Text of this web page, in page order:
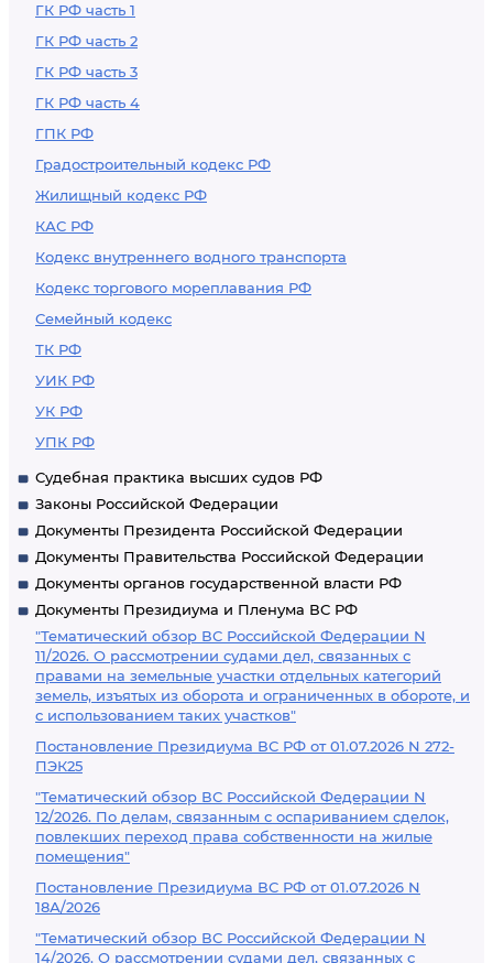
ГК РФ часть 1
ГК РФ часть 2
ГК РФ часть 3
ГК РФ часть 4
ГПК РФ
Градостроительный кодекс РФ
Жилищный кодекс РФ
КАС РФ
Кодекс внутреннего водного транспорта
Кодекс торгового мореплавания РФ
Семейный кодекс
ТК РФ
УИК РФ
УК РФ
УПК РФ
Судебная практика высших судов РФ
Законы Российской Федерации
Документы Президента Российской Федерации
Документы Правительства Российской Федерации
Документы органов государственной власти РФ
Документы Президиума и Пленума ВС РФ
"Тематический обзор ВС Российской Федерации N
11/2026. О рассмотрении судами дел, связанных с
правами на земельные участки отдельных категорий
земель, изъятых из оборота и ограниченных в обороте, и
с использованием таких участков"
Постановление Президиума ВС РФ от 01.07.2026 N 272-
ПЭК25
"Тематический обзор ВС Российской Федерации N
12/2026. По делам, связанным с оспариванием сделок,
повлекших переход права собственности на жилые
помещения"
Постановление Президиума ВС РФ от 01.07.2026 N
18А/2026
"Тематический обзор ВС Российской Федерации N
14/2026. О рассмотрении судами дел, связанных с